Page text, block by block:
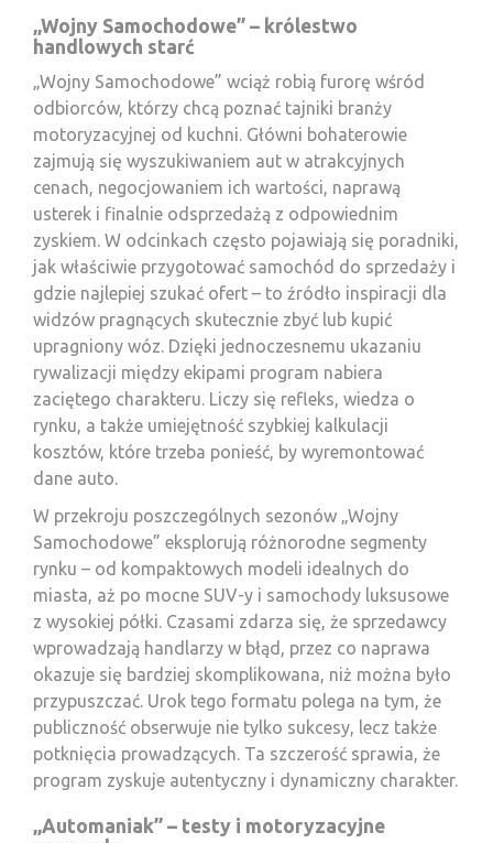
„Wojny Samochodowe” – królestwo
handlowych starć
„Wojny Samochodowe” wciąż robią furorę wśród
odbiorców, którzy chcą poznać tajniki branży
motoryzacyjnej od kuchni. Główni bohaterowie
zajmują się wyszukiwaniem aut w atrakcyjnych
cenach, negocjowaniem ich wartości, naprawą
usterek i finalnie odsprzedażą z odpowiednim
zyskiem. W odcinkach często pojawiają się poradniki,
jak właściwie przygotować samochód do sprzedaży i
gdzie najlepiej szukać ofert – to źródło inspiracji dla
widzów pragnących skutecznie zbyć lub kupić
upragniony wóz. Dzięki jednoczesnemu ukazaniu
rywalizacji między ekipami program nabiera
zaciętego charakteru. Liczy się refleks, wiedza o
rynku, a także umiejętność szybkiej kalkulacji
kosztów, które trzeba ponieść, by wyremontować
dane auto.
W przekroju poszczególnych sezonów „Wojny
Samochodowe” eksplorują różnorodne segmenty
rynku – od kompaktowych modeli idealnych do
miasta, aż po mocne SUV-y i samochody luksusowe
z wysokiej półki. Czasami zdarza się, że sprzedawcy
wprowadzają handlarzy w błąd, przez co naprawa
okazuje się bardziej skomplikowana, niż można było
przypuszczać. Urok tego formatu polega na tym, że
publiczność obserwuje nie tylko sukcesy, lecz także
potknięcia prowadzących. Ta szczerość sprawia, że
program zyskuje autentyczny i dynamiczny charakter.
„Automaniak” – testy i motoryzacyjne